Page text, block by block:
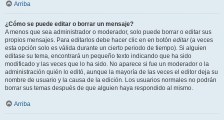
Arriba
¿Cómo se puede editar o borrar un mensaje?
A menos que sea administrador o moderador, solo puede borrar o editar sus
propios mensajes. Para editarlos debe hacer clic en en botón editar(a veces
esta opción solo es válida durante un cierto periodo de tiempo). Si alguien
editase su tema, encontrará un pequeño texto indicando que ha sido
modificado y las veces que lo ha sido. No aparece si fue un moderador o la
administración quién lo editó, aunque la mayoría de las veces el editor deja su
nombre de usuario y la causa de la edición. Los usuarios normales no podrán
borrar sus temas después de que alguien haya respondido al mismo.
Arriba